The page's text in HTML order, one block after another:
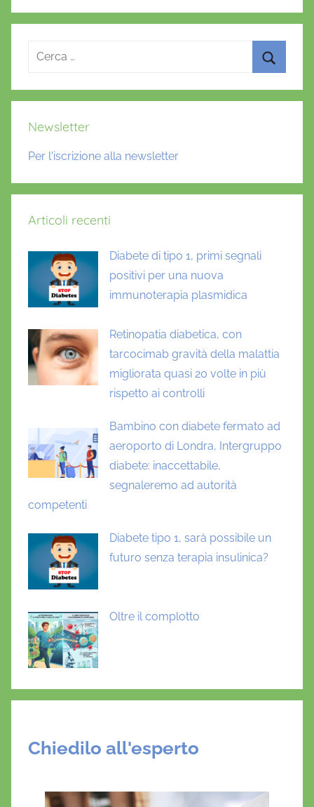
Ricerca
Newsletter
Per l'iscrizione alla newsletter
Articoli recenti
Diabete di tipo 1, primi segnali
positivi per una nuova
immunoterapia plasmidica
Retinopatia diabetica, con
tarcocimab gravità della malattia
migliorata quasi 20 volte in più
rispetto ai controlli
Bambino con diabete fermato ad
aeroporto di Londra, Intergruppo
diabete: inaccettabile,
segnaleremo ad autorità
competenti
Diabete tipo 1, sarà possibile un
futuro senza terapia insulinica?
Oltre il complotto
Chiedilo all'esperto